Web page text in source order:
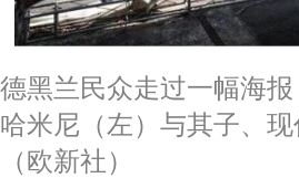
德黑兰民众走过一幅海
哈米尼（左）与其子、
（欧新社）